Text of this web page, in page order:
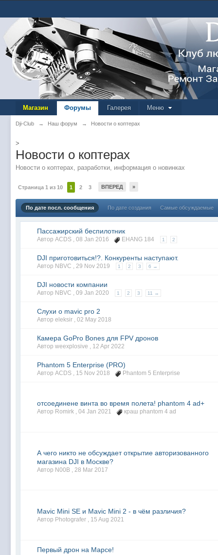
Магазин Форумы Галерея Меню
Dji-Club → Наш форум → Новости о коптерах
>
Новости о коптерах
Новости о коптерах, разработки, информация о новинках
Страница 1 из 10 1 2 3 ВПЕРЕД »
По дате посл. сообщения По дате создания Самые обсуждаемые
Пассажирский беспилотник
Автор ACDS , 08 Jan 2016 EHANG 184 1 2
DJI приготовиться!?. Конкуренты наступают.
Автор NBVC , 29 Nov 2019 1 2 3 6 →
DJI новости компании
Автор NBVC , 09 Jan 2020 1 2 3 11 →
Слухи о mavic pro 2
Автор eleksir , 02 May 2018
Камера GoPro Bones для FPV дронов
Автор weexplosive , 12 Apr 2022
Phantom 5 Enterprise (PRO)
Автор ACDS , 15 Nov 2018 Phantom 5 Enterprise
отсоединене винта во время полета! phantom 4 ad+
Автор Romirk , 04 Jan 2021 краш phantom 4 ad
А чего никто не обсуждает открытие авторизованного
магазина DJI в Москве?
Автор N00B , 28 Mar 2017
Мavic Mini SE и Мavic Mini 2 - в чём различия?
Автор Photografer , 15 Aug 2021
Первый дрон на Марсе!